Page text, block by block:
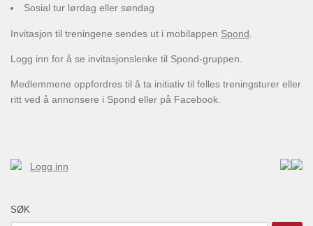
Sosial tur lørdag eller søndag
Invitasjon til treningene sendes ut i mobilappen Spond
Logg inn for å se invitasjonslenke til Spond-gruppen.
Medlemmene oppfordres til å ta initiativ til felles treningsturer eller
ritt ved å annonsere i Spond eller på Facebook.
Logg inn
SØK